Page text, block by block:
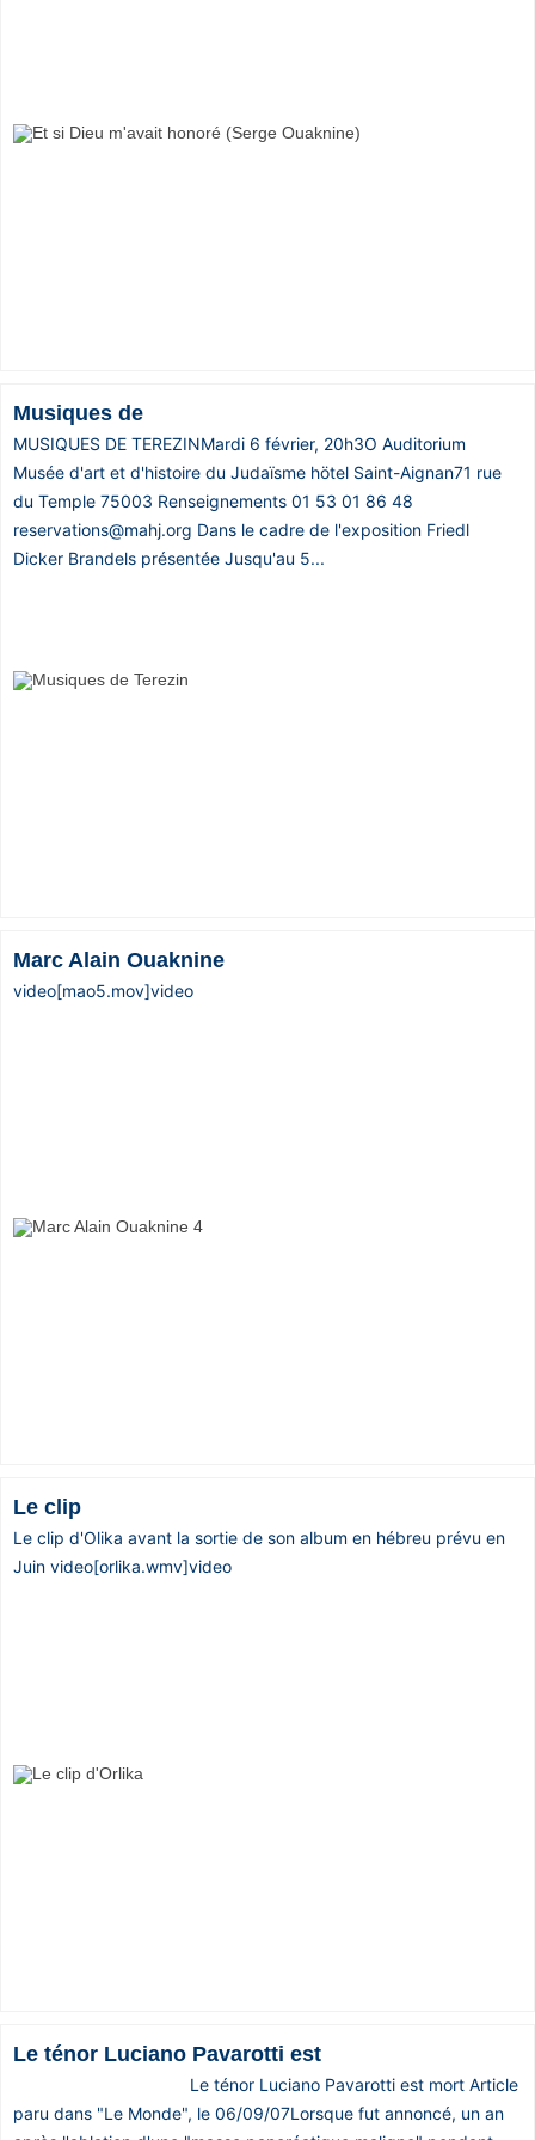
bonnes
Musiques de
MUSIQUES DE TEREZINMardi 6 février, 20h3O Auditorium
Musée d'art et d'histoire du Judaïsme hötel Saint-Aignan71 rue
du Temple 75003 Renseignements 01 53 01 86 48
reservations@mahj.org Dans le cadre de l'exposition Friedl
Dicker Brandels présentée Jusqu'au 5...
Marc Alain Ouaknine
video[mao5.mov]video
Le clip
Le clip d'Olika avant la sortie de son album en hébreu prévu en
Juin video[orlika.wmv]video
Le ténor Luciano Pavarotti est
Le ténor Luciano Pavarotti est mort Article
paru dans "Le Monde", le 06/09/07Lorsque fut annoncé, un an